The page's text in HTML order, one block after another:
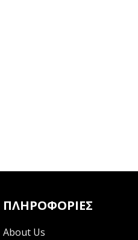
ΠΛΗΡΟΦΟΡΊΕΣ
About Us